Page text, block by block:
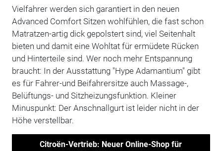
Vielfahrer werden sich garantiert in den neuen
Advanced Comfort Sitzen wohlfühlen, die fast schon
Matratzen-artig dick gepolstert sind, viel Seitenhalt
bieten und damit eine Wohltat für ermüdete Rücken
und Hinterteile sind. Wer noch mehr Entspannung
braucht: In der Ausstattung "Hype Adamantium" gibt
es für Fahrer-und Beifahrersitze auch Massage-,
Belüftungs- und Sitzheizungsfunktion. Kleiner
Minuspunkt: Der Anschnallgurt ist leider nicht in der
Höhe verstellbar.
Citroën-Vertrieb: Neuer Online-Shop für